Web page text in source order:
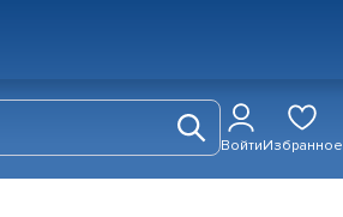
ВойтиИзбранное